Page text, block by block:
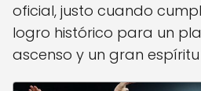
oficial, justo cuando
logro histórico para un
ascenso y un gran